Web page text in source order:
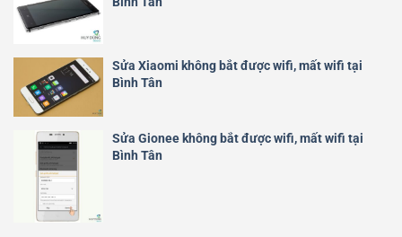
Sửa Xiaomi không bắt được wifi, mất wifi tại
Bình Tân
Sửa Gionee không bắt được wifi, mất wifi tại
Bình Tân